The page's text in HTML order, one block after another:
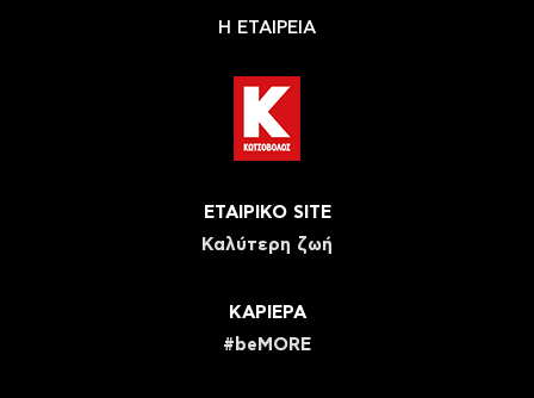
Η ΕΤΑΙΡΕΙΑ
ΕΤΑΙΡΙΚΟ SITE
Καλύτερη ζωή
ΚΑΡΙΕΡΑ
#beMORE